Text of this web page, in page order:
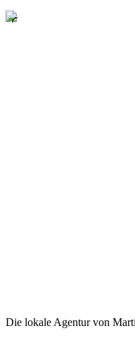
Die lokale Agentur von